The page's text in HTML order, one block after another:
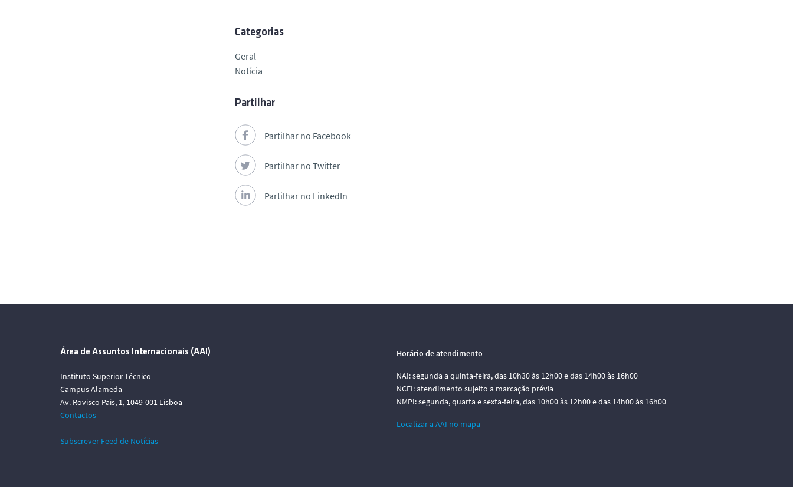
Categorias
Geral
Notícia
Partilhar
Partilhar no Facebook
Partilhar no Twitter
Partilhar no LinkedIn
Área de Assuntos Internacionais (AAI)
Instituto Superior Técnico
Campus Alameda
Av. Rovisco Pais, 1, 1049-001 Lisboa
Contactos
Subscrever Feed de Notícias
Horário de atendimento
NAI: segunda a quinta-feira, das 10h30 às 12h00 e das 14h00 às 16h00
NCFI: atendimento sujeito a marcação prévia
NMPI: segunda, quarta e sexta-feira, das 10h00 às 12h00 e das 14h00 às 16h00
Localizar a AAI no mapa